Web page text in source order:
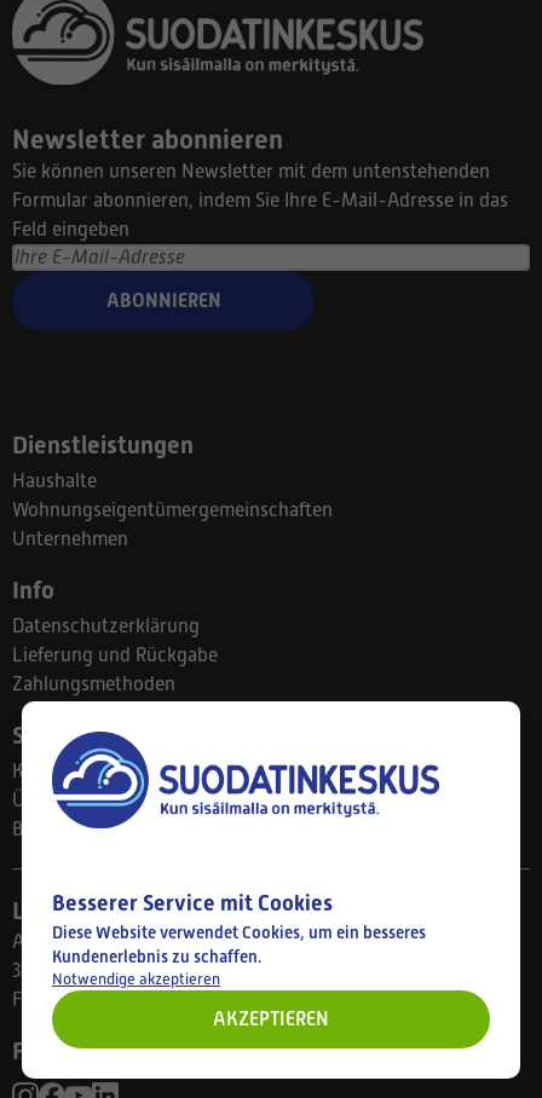
Newsletter abonnieren
Sie können unseren Newsletter mit dem untenstehenden
Formular abonnieren, indem Sie Ihre E-Mail-Adresse in das
Feld eingeben
ABONNIEREN
Dienstleistungen
Haushalte
Wohnungseigentümergemeinschaften
Unternehmen
Info
Datenschutzerklärung
Lieferung und Rückgabe
Zahlungsmethoden
Suodatinkeskus
Kontakt
Über uns
Blog
Ladengeschäft
Ahlmanintie 61
33800 Tampere
Finnland
Folgen Sie uns
Besserer Service mit Cookies
Diese Website verwendet Cookies, um ein besseres
Kundenerlebnis zu schaffen.
Notwendige akzeptieren
AKZEPTIEREN